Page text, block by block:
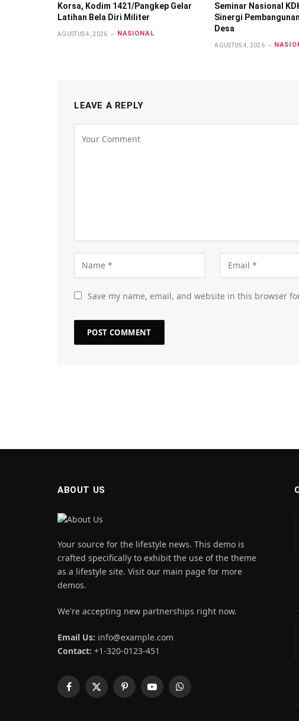
Korsa, Kodim 1421/Pangkep Gelar
Latihan Bela Diri Militer
AGUSTUS 4, 2026 NASIONAL
Seminar Nasional
Sinergi
Desa
AGUSTUS 4, 2026
LEAVE A REPLY
Save my name, email, and website in this browser
ABOUT US
Your source for the lifestyle news. This demo is
crafted specifically to exhibit the use of the theme
as a lifestyle site. Visit our main page for more
demos.
We're accepting new partnerships right now.
Email Us: info@example.com
Contact: +1-320-0123-451
Facebook
X
PinterestYouTubeWhatsApp